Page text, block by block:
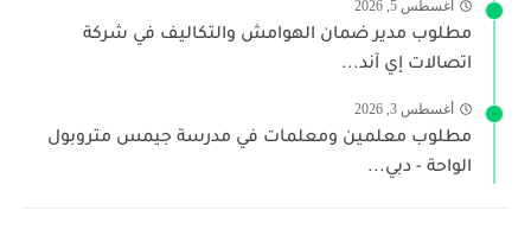
أغسطس 5, 2026
مطلوب مدير ضمان الهوامش والتكاليف في شركة
اتصالات إي آند...
أغسطس 3, 2026
مطلوب معلمين ومعلمات في مدرسة جيمس متروبول
الواحة - دبي...